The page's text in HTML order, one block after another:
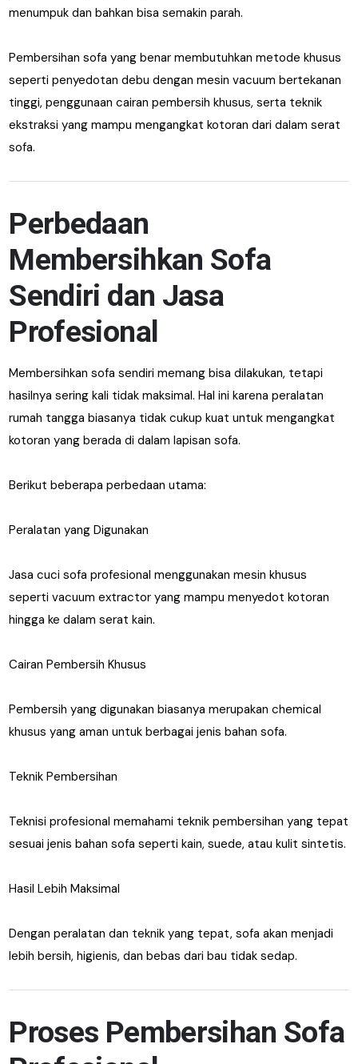
menumpuk dan bahkan bisa semakin parah.
Pembersihan sofa yang benar membutuhkan metode khusus
seperti penyedotan debu dengan mesin vacuum bertekanan
tinggi, penggunaan cairan pembersih khusus, serta teknik
ekstraksi yang mampu mengangkat kotoran dari dalam serat
sofa.
Perbedaan
Membersihkan Sofa
Sendiri dan Jasa
Profesional
Membersihkan sofa sendiri memang bisa dilakukan, tetapi
hasilnya sering kali tidak maksimal. Hal ini karena peralatan
rumah tangga biasanya tidak cukup kuat untuk mengangkat
kotoran yang berada di dalam lapisan sofa.
Berikut beberapa perbedaan utama:
Peralatan yang Digunakan
Jasa cuci sofa profesional menggunakan mesin khusus
seperti vacuum extractor yang mampu menyedot kotoran
hingga ke dalam serat kain.
Cairan Pembersih Khusus
Pembersih yang digunakan biasanya merupakan chemical
khusus yang aman untuk berbagai jenis bahan sofa.
Teknik Pembersihan
Teknisi profesional memahami teknik pembersihan yang tepat
sesuai jenis bahan sofa seperti kain, suede, atau kulit sintetis.
Hasil Lebih Maksimal
Dengan peralatan dan teknik yang tepat, sofa akan menjadi
lebih bersih, higienis, dan bebas dari bau tidak sedap.
Proses Pembersihan Sofa